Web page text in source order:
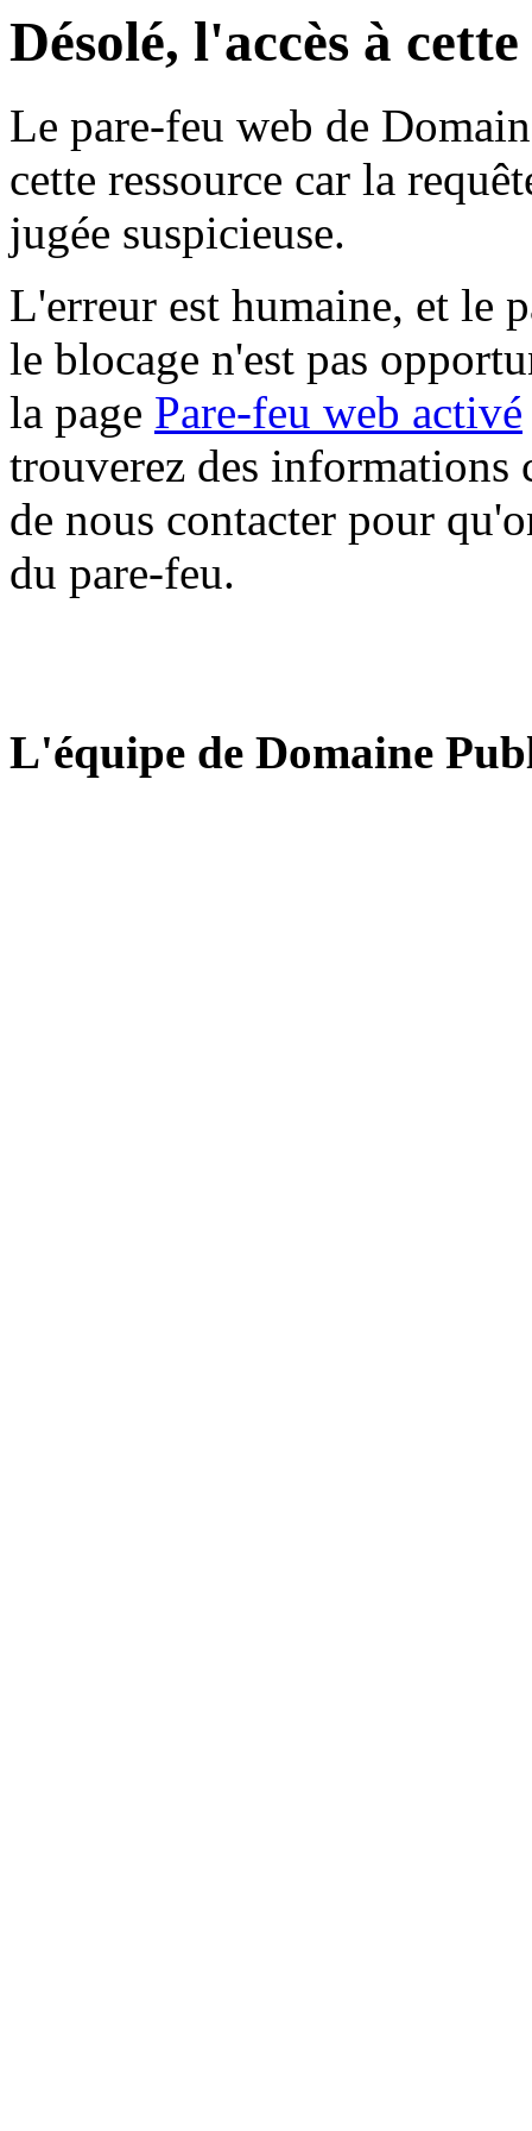
Désolé, l'accès à
Le pare-feu web de
cette ressource car la
jugée suspicieuse.
L'erreur est humaine, et le
le blocage n'est pas
la page Pare-feu web activé
trouverez des informations
de nous contacter pour
du pare-feu.
L'équipe de Domaine